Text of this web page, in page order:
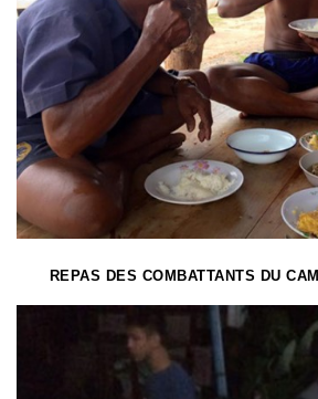
REPAS DES COMBATTANTS DU